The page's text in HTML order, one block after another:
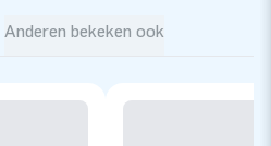
Anderen bekeken ook